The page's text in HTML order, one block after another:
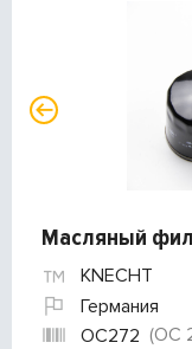
Масляный
KNECHT
Германия
OC272 (OC